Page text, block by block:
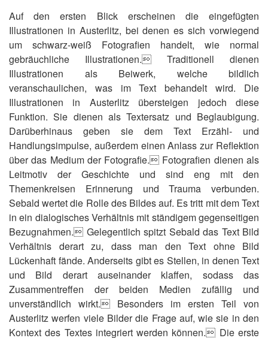
Auf den ersten Blick erscheinen die eingefügten
Illustrationen in Austerlitz, bei denen es sich vorwiegend
um schwarz-weiß Fotografien handelt, wie normal
gebräuchliche Illustrationen. Traditionell dienen
Illustrationen als Beiwerk, welche bildlich
veranschaulichen, was im Text behandelt wird. Die
Illustrationen in Austerlitz übersteigen jedoch diese
Funktion. Sie dienen als Textersatz und Beglaubigung.
Darüberhinaus geben sie dem Text Erzähl- und
Handlungsimpulse, außerdem einen Anlass zur Reflektion
über das Medium der Fotografie. Fotografien dienen als
Leitmotiv der Geschichte und sind eng mit den
Themenkreisen Erinnerung und Trauma verbunden.
Sebald wertet die Rolle des Bildes auf. Es tritt mit dem Text
in ein dialogisches Verhältnis mit ständigem gegenseitigen
Bezugnahmen. Gelegentlich spitzt Sebald das Text Bild
Verhältnis derart zu, dass man den Text ohne Bild
Lückenhaft fände. Anderseits gibt es Stellen, in denen Text
und Bild derart auseinander klaffen, sodass das
Zusammentreffen der beiden Medien zufällig und
unverständlich wirkt. Besonders im ersten Teil von
Austerlitz werfen viele Bilder die Frage auf, wie sie in den
Kontext des Textes integriert werden können. Die erste